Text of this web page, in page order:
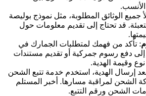
الأنسب.
جميع الوثائق المطلوبة، مثل نموذج بوليصة
قد تحتاج إلى تقديم معلومات حول
: تأكد من فهمك لمتطلبات الجمارك في
إلى دفع رسوم جمركية أو تقديم مستندات
وقيمة الهدية.
إرسال الهدية، استخدم خدمة تتبع الشحن
الشحن لمراقبة مسارها. أخبر المستلم
الشحن ورقم التتبع.